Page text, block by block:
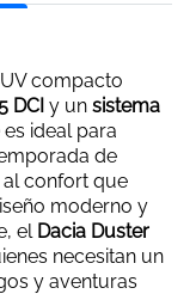
compacto
DCI y un sistema
ideal para
de
al confort que
moderno y
el Dacia Duster
necesitan un
y aventuras